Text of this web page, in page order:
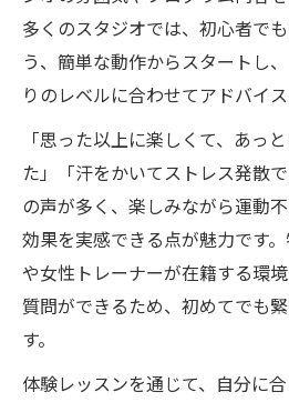
多くのスタジオでは、初心者で
う、簡単な動作からスタートし
りのレベルに合わせてアドバイス
「思った以上に楽しくて、あっ
た」「汗をかいてストレス発散
の声が多く、楽しみながら運動
効果を実感できる点が魅力です
や女性トレーナーが在籍する環
質問ができるため、初めてでも
す。
体験レッスンを通じて、自分に